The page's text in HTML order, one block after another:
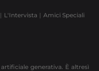
L'Intervista
Amici Speciali
generativa. È altresì